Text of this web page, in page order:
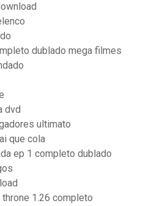
dublado mega filmes
dvd
ultimato
que cola
ep 1 completo dublado
1.26 completo